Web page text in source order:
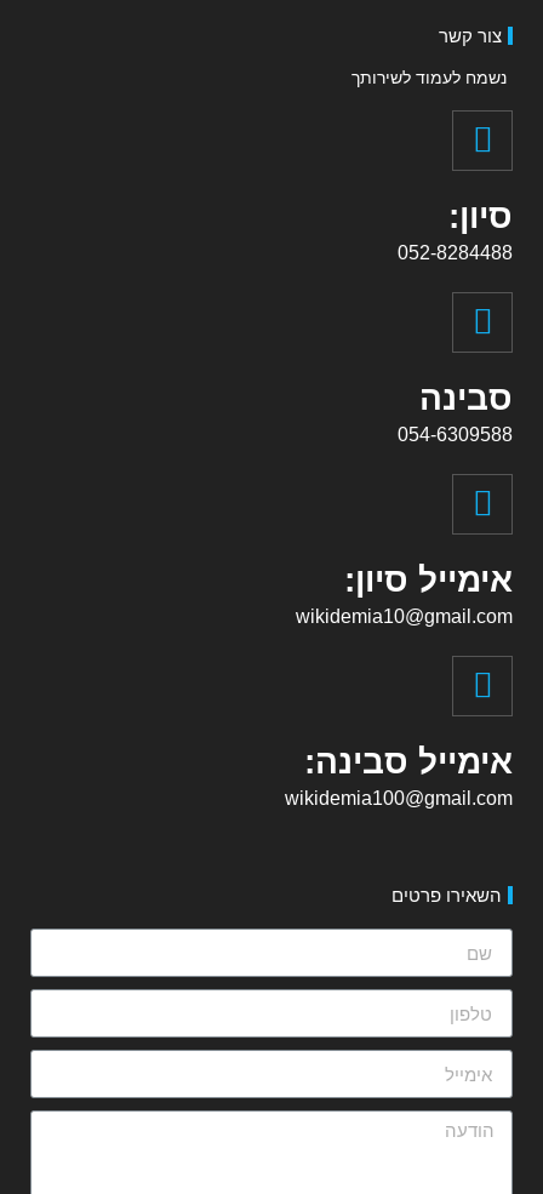
צור קשר
נשמח לעמוד לשירותך
סיון:
052-8284488
סבינה
054-6309588
אימייל סיון:
wikidemia10@gmail.com
אימייל סבינה:
wikidemia100@gmail.com
השאירו פרטים